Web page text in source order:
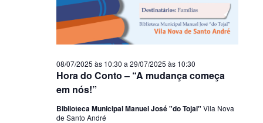
Hora do Conto – “A mudança começa
em nós!”
08/07/2025 às 10:30 a 29/07/2025 às 10:30
Biblioteca Municipal Manuel José "do Tojal" Vila Nova
de Santo André